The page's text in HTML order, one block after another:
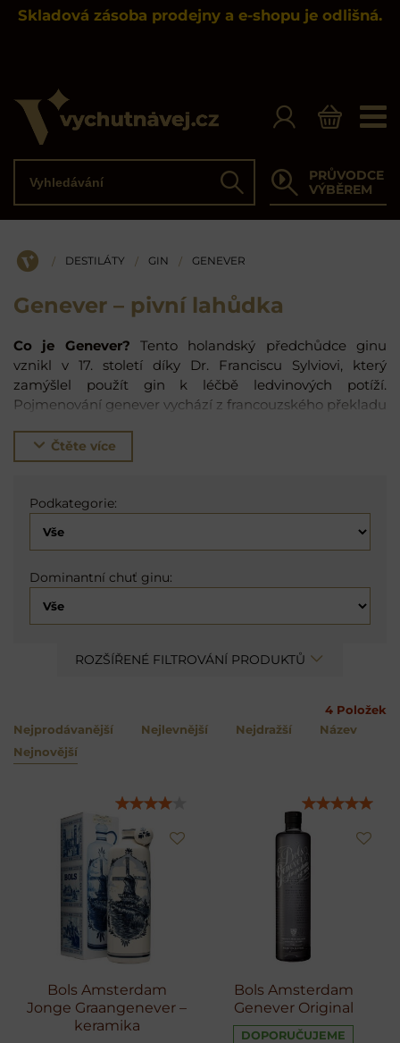
Skladová zásoba prodejny a e-shopu je odlišná.
Hledat
PRŮVODCE
VÝBĚREM
ÚVOD
/ DESTILÁTY / GIN / GENEVER
Genever – pivní lahůdka
Co je Genever? Tento holandský předchůdce ginu
vznikl v 17. století díky Dr. Franciscu Sylviovi, který
zamýšlel použít gin k léčbě ledvinových potíží.
Pojmenování genever vychází z francouzského překladu
sladového destilátu, což mu dodává typickou chlebovou
chuť.
Genever skvěle pije čistý ve společnosti piva, známé jako
Old Fashioned, Margharitu, Mai Tai a jiné. Konkrétní tipy
vybrané lahve. Pokud potřebujete s výběrem
pomoci,
Čtěte více
Podkategorie:
Dominantní chuť ginu:
ROZŠÍŘENÉ FILTROVÁNÍ PRODUKTŮ
4 Položek
Nejprodávanější
Nejlevnější Nejdražší
Název
Nejnovější
Bols Amsterdam
Jonge Graangenever –
keramika
Bols Amsterdam
Genever Original
DOPORUČUJEME